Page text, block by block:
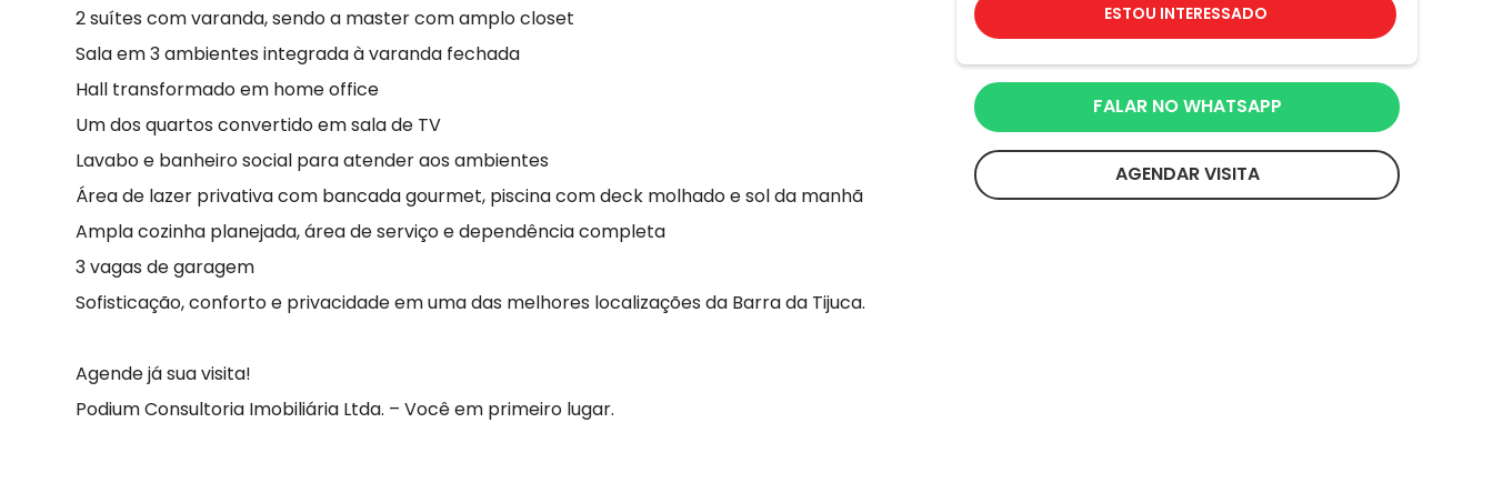
2 suítes com varanda, sendo a master com amplo closet
Sala em 3 ambientes integrada à varanda fechada
Hall transformado em home office
Um dos quartos convertido em sala de TV
Lavabo e banheiro social para atender aos ambientes
Área de lazer privativa com bancada gourmet, piscina com deck molhado e sol da manhã
Ampla cozinha planejada, área de serviço e dependência completa
3 vagas de garagem
Sofisticação, conforto e privacidade em uma das melhores localizações da Barra da Tijuca.
Agende já sua visita!
Podium Consultoria Imobiliária Ltda. – Você em primeiro lugar.
ESTOU INTERESSADO
FALAR NO WHATSAPP
AGENDAR VISITA